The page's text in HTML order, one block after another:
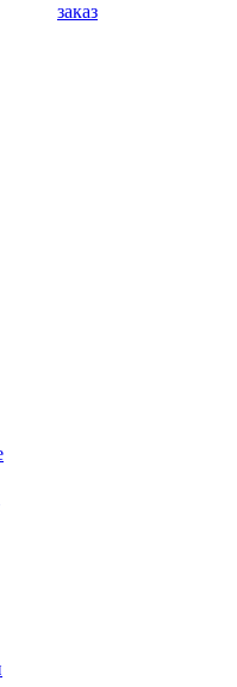
заказ